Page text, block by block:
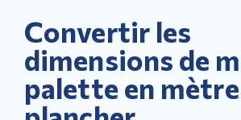
Convertir les
dimensions de
palette en